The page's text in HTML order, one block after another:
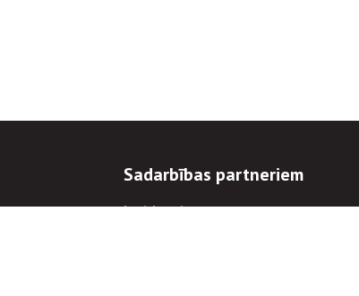
Sadarbības partneriem
Iepirkumi